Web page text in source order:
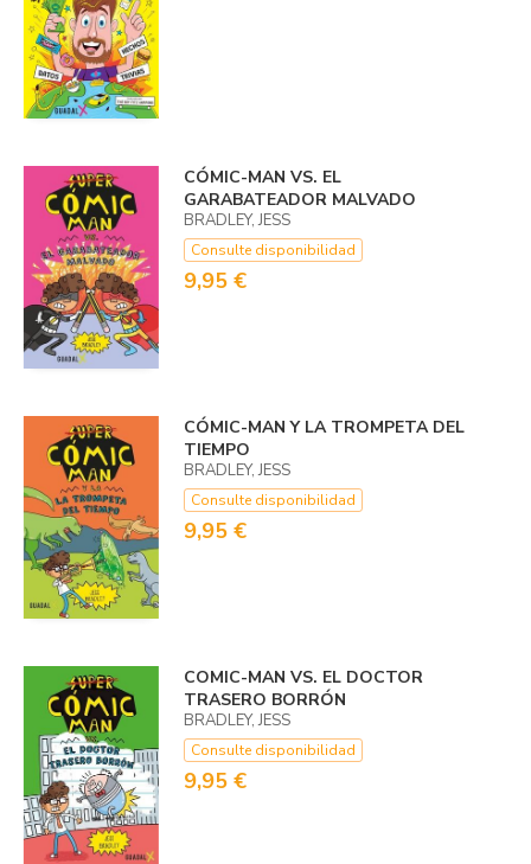
CÓMIC-MAN VS. EL
GARABATEADOR MALVADO
BRADLEY, JESS
Consulte disponibilidad
9,95 €
CÓMIC-MAN Y LA TROMPETA DEL
TIEMPO
BRADLEY, JESS
Consulte disponibilidad
9,95 €
COMIC-MAN VS. EL DOCTOR
TRASERO BORRÓN
BRADLEY, JESS
Consulte disponibilidad
9,95 €